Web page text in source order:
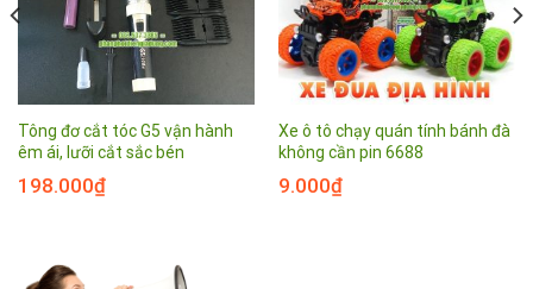
Tông đơ cắt tóc G5 vận hành
êm ái, lưỡi cắt sắc bén
198.000₫
Xe ô tô chạy quán tính bánh đà
không cần pin 6688
9.000₫